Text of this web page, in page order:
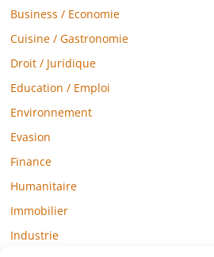
Business / Economie
Cuisine / Gastronomie
Droit / Juridique
Education / Emploi
Environnement
Evasion
Finance
Humanitaire
Immobilier
Industrie